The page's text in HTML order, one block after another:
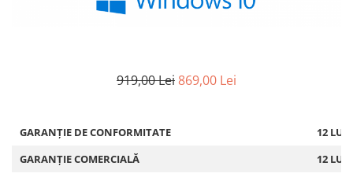
919,00 Lei869,00 Lei
GARANȚIE DE CONFORMITATE
12
GARANȚIE COMERCIALĂ
12